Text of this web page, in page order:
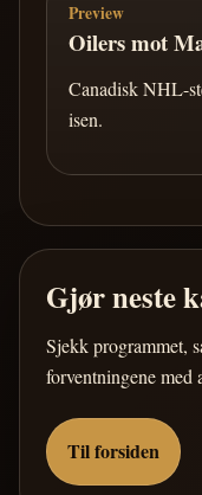
Preview
Oilers mot
Canadisk NHL-
isen.
Gjør neste
Sjekk programmet,
forventningene med
Til forsiden